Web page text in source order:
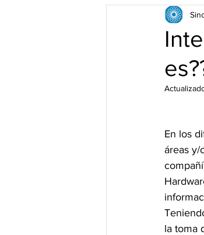
En los
áreas y/
la toma